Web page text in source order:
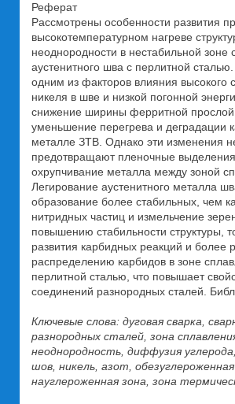
Реферат
Рассмотрены особенности развития
высокотемпературном нагреве
неоднородности в нестабильной зоне
аустенитного шва с перлитной
одним из факторов влияния высокого
никеля в шве и низкой погонной
снижение ширины ферритной
уменьшение перегрева и деградации
металле ЗТВ. Однако эти изменения
предотвращают пленочные
охрупчивание металла между зоной
Легирование аустенитного металла
образование более стабильных, чем
нитридных частиц и измельчение
повышению стабильности структуры,
развития карбидных реакций и более
распределению карбидов в зоне
перлитной сталью, что повышает
соединений разнородных сталей.
Ключевые слова: дуговая сварка,
разнородных сталей, зона
неоднородность, диффузия
шов, никель, азот, обезуглероженная
науглероженная зона, зона